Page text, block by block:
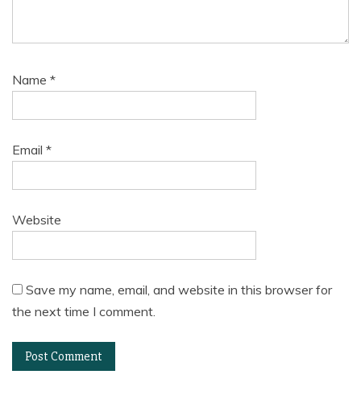
Name *
Email *
Website
Save my name, email, and website in this browser for
the next time I comment.